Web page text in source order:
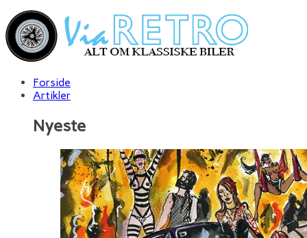
Forside
Artikler
Nyeste